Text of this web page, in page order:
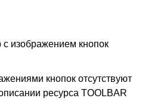
изображением кнопок
кнопок отсутствуют
ресурса TOOLBAR